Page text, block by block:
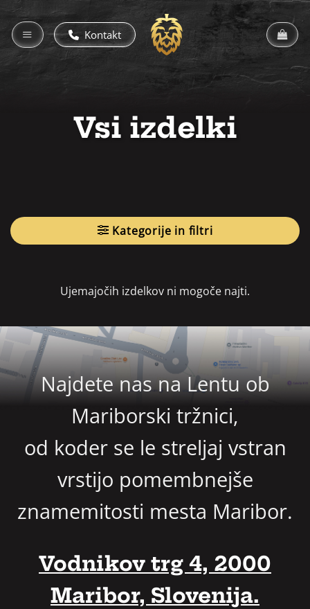
Skoči
na
vsebino
Kontakt
Vsi izdelki
Kategorije in filtri
Ujemajočih izdelkov ni mogoče najti.
Najdete nas na Lentu ob
Mariborski tržnici,
od koder se le streljaj vstran
vrstijo pomembnejše
znamemitosti mesta Maribor.
Vodnikov trg 4, 2000
Maribor, Slovenija.